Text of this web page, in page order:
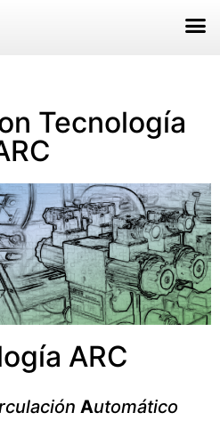
Tecnología
ARC
Automático